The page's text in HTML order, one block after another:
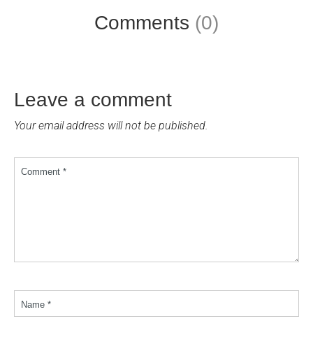
Comments (0)
Leave a comment
Your email address will not be published.
Comment *
Name *